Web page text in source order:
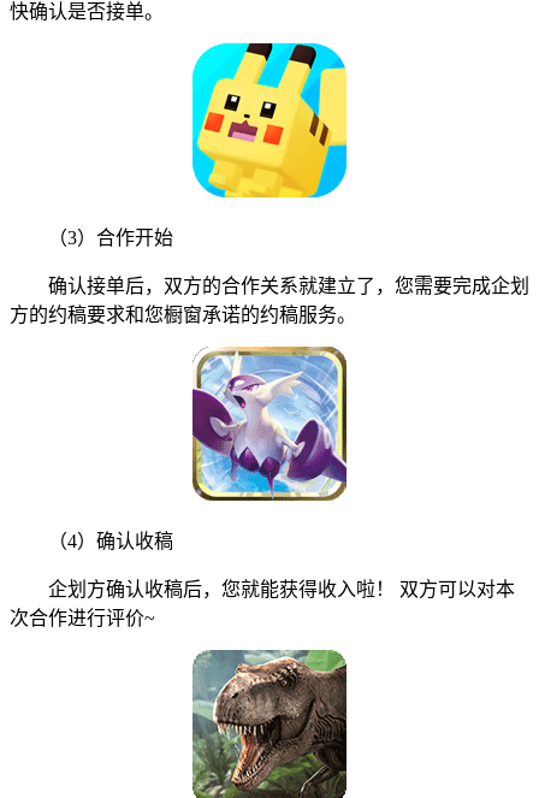
快确认是否接单。
（3）合作开始
确认接单后，双方的合作关系就建立了，您需要完成企划
方的约稿要求和您橱窗承诺的约稿服务。
（4）确认收稿
企划方确认收稿后，您就能获得收入啦！ 双方可以对本
次合作进行评价~